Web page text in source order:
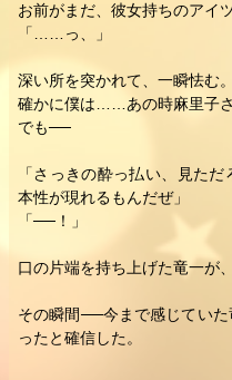
お前がまだ、彼女持ちのアイ
「……っ、」
深い所を突かれて、一瞬怯む。
確かに僕は……あの時麻里子さ
でも──
「さっきの酔っ払い、見た
本性が現れるもんだぜ」
「──！」
口の片端を持ち上げた竜一が
その瞬間──今まで感じてい
ったと確信した。